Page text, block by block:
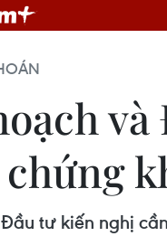
tư kiến nghị